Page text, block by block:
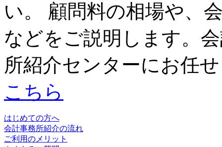
い。 顧問料の相場や、
などをご説明します。
所紹介センターにお任
こちら
はじめての方へ
会計事務所紹介の流れ
ご利用のメリット